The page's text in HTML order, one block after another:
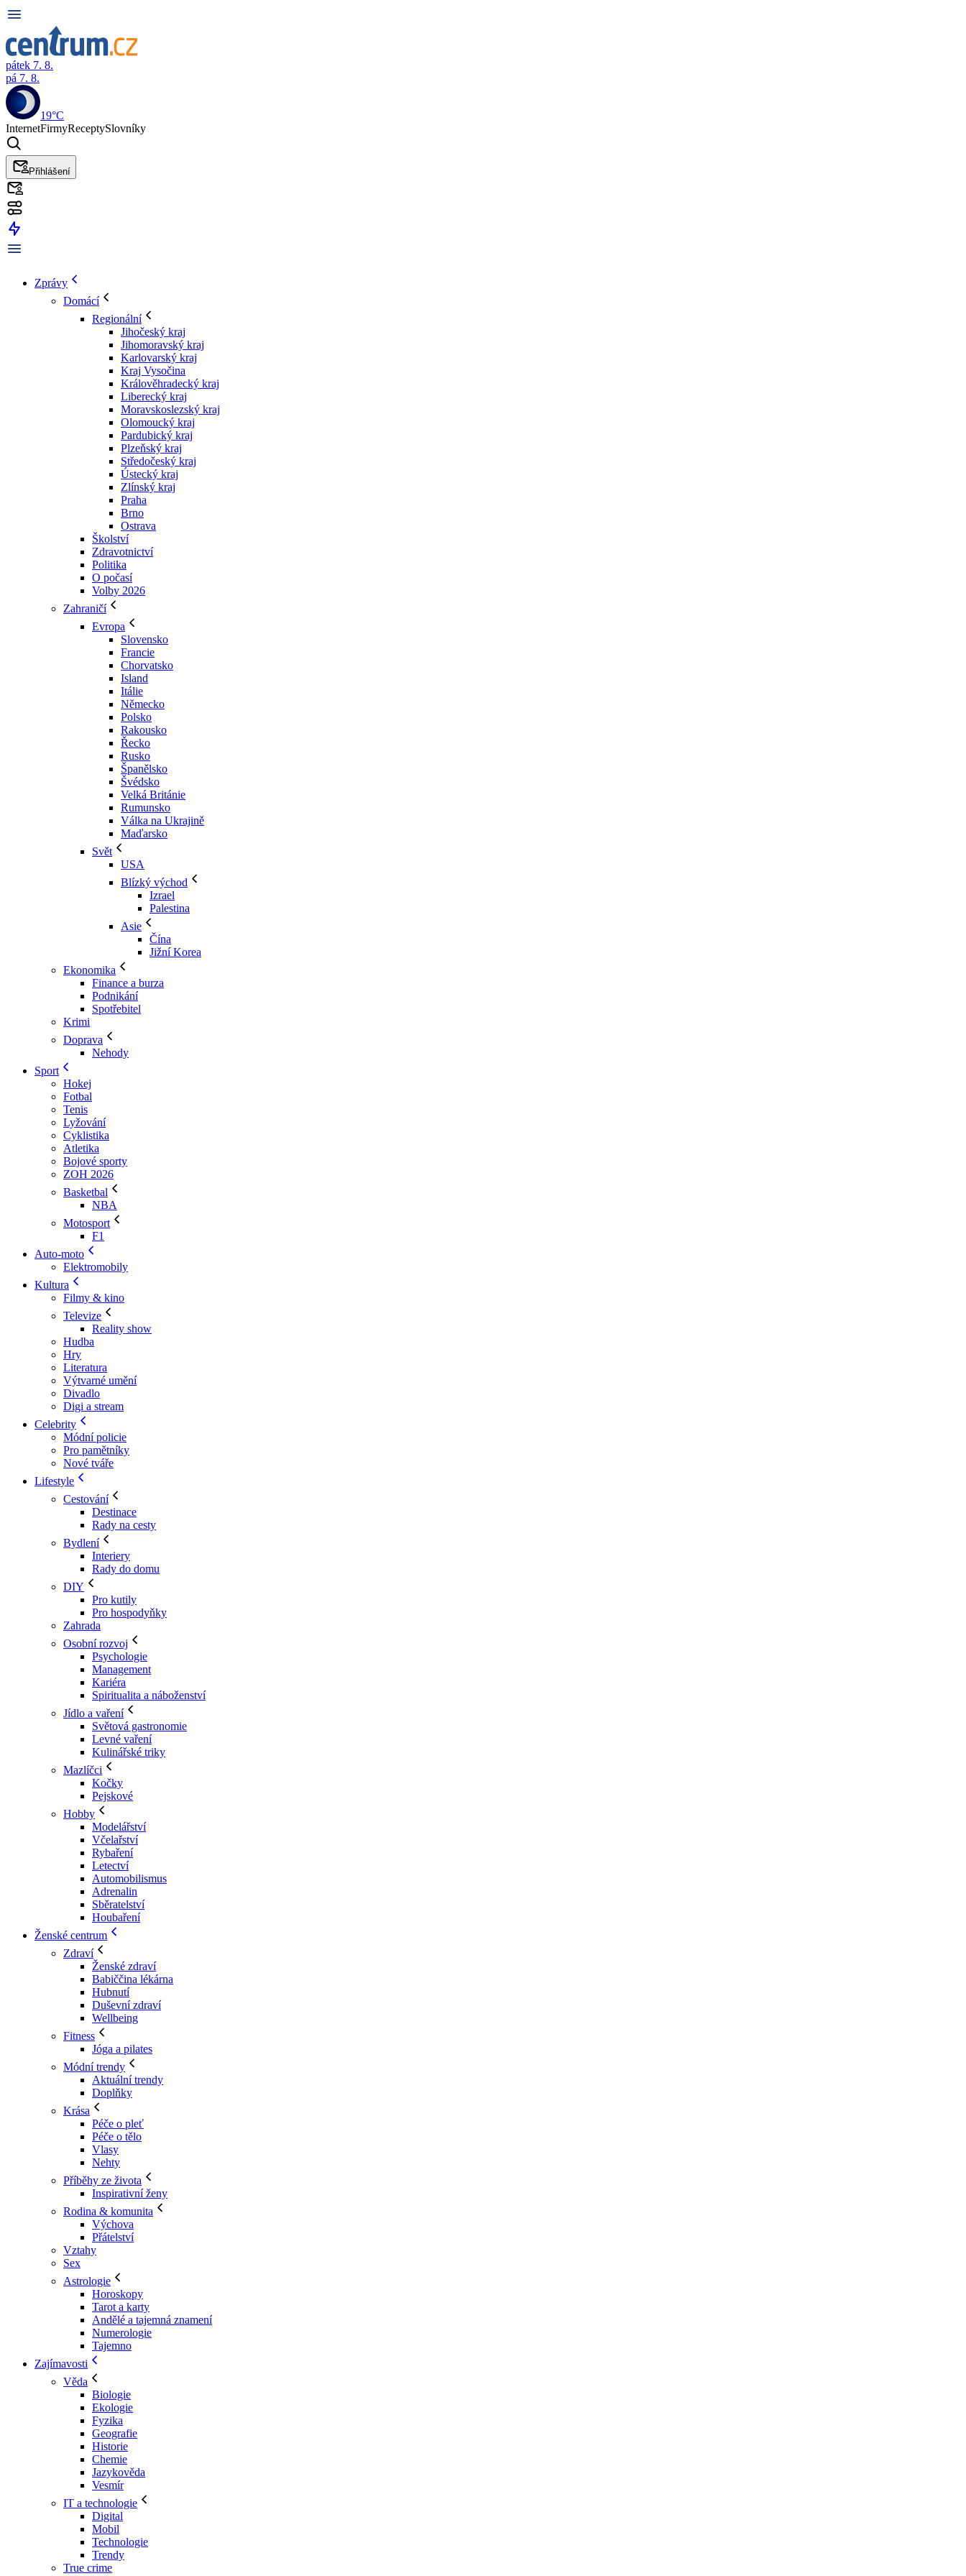
pátek 7. 8.
pá 7. 8.
19°C
InternetFirmyReceptySlovníky
Přihlášení
Zprávy
Domácí
Regionální
Jihočeský kraj
Jihomoravský kraj
Karlovarský kraj
Kraj Vysočina
Králověhradecký kraj
Liberecký kraj
Moravskoslezský kraj
Olomoucký kraj
Pardubický kraj
Plzeňský kraj
Středočeský kraj
Ústecký kraj
Zlínský kraj
Praha
Brno
Ostrava
Školství
Zdravotnictví
Politika
O počasí
Volby 2026
Zahraničí
Evropa
Slovensko
Francie
Chorvatsko
Island
Itálie
Německo
Polsko
Rakousko
Řecko
Rusko
Španělsko
Švédsko
Velká Británie
Rumunsko
Válka na Ukrajině
Maďarsko
Svět
USA
Blízký východ
Izrael
Palestina
Asie
Čína
Jižní Korea
Ekonomika
Finance a burza
Podnikání
Spotřebitel
Krimi
Doprava
Nehody
Sport
Hokej
Fotbal
Tenis
Lyžování
Cyklistika
Atletika
Bojové sporty
ZOH 2026
Basketbal
NBA
Motosport
F1
Auto-moto
Elektromobily
Kultura
Filmy & kino
Televize
Reality show
Hudba
Hry
Literatura
Výtvarné umění
Divadlo
Digi a stream
Celebrity
Módní policie
Pro pamětníky
Nové tváře
Lifestyle
Cestování
Destinace
Rady na cesty
Bydlení
Interiery
Rady do domu
DIY
Pro kutily
Pro hospodyňky
Zahrada
Osobní rozvoj
Psychologie
Management
Kariéra
Spiritualita a náboženství
Jídlo a vaření
Světová gastronomie
Levné vaření
Kulinářské triky
Mazlíčci
Kočky
Pejskové
Hobby
Modelářství
Včelařství
Rybaření
Letectví
Automobilismus
Adrenalin
Sběratelství
Houbaření
Ženské centrum
Zdraví
Ženské zdraví
Babiččina lékárna
Hubnutí
Duševní zdraví
Wellbeing
Fitness
Jóga a pilates
Módní trendy
Aktuální trendy
Doplňky
Krása
Péče o pleť
Péče o tělo
Vlasy
Nehty
Příběhy ze života
Inspirativní ženy
Rodina & komunita
Výchova
Přátelství
Vztahy
Sex
Astrologie
Horoskopy
Tarot a karty
Andělé a tajemná znamení
Numerologie
Tajemno
Zajímavosti
Věda
Biologie
Ekologie
Fyzika
Geografie
Historie
Chemie
Jazykověda
Vesmír
IT a technologie
Digital
Mobil
Technologie
Trendy
True crime